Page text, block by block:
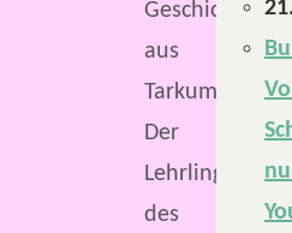
Geschichten
aus
Tarkum.
Der
Lehrling
des